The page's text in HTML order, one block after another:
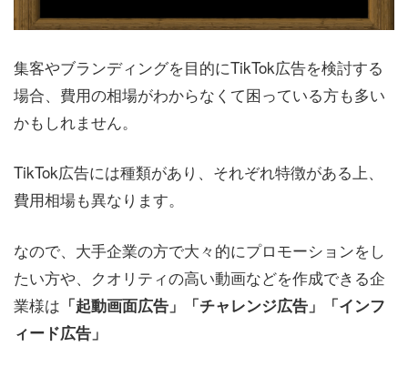
集客やブランディングを目的にTikTok広告を検討する
場合、費用の相場がわからなくて困っている方も多い
かもしれません。
TikTok広告には種類があり、それぞれ特徴がある上、
費用相場も異なります。
なので、大手企業の方で大々的にプロモーションをし
たい方や、クオリティの高い動画などを作成できる企
業様は 「起動画面広告」「チャレンジ広告」「インフ
ィード広告」